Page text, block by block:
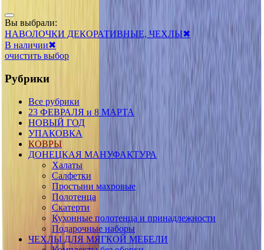
Вы выбрали:
НАВОЛОЧКИ ДЕКОРАТИВНЫЕ, ЧЕХЛЫ✖
В наличии✖
очистить выбор
Рубрики
Все рубрики
23 ФЕВРАЛЯ и 8 МАРТА
НОВЫЙ ГОД
УПАКОВКА
КОВРЫ
ДОНЕЦКАЯ МАНУФАКТУРА
Халаты
Салфетки
Простыни махровые
Полотенца
Скатерти
Кухонные полотенца и принадлежности
Подарочные наборы
ЧЕХЛЫ ДЛЯ МЯГКОЙ МЕБЕЛИ